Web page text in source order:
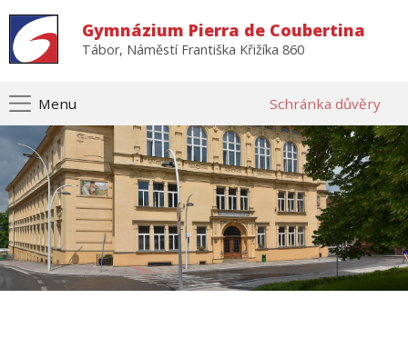
Gymnázium Pierra de Coubertina
Tábor, Náměstí Františka Křižíka 860
Menu Schránka důvěry